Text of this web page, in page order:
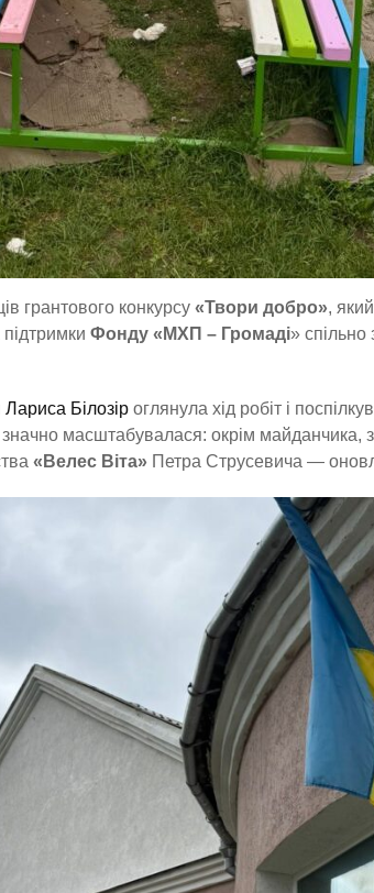
грантового конкурсу «Твори добро»,
підтримки Фонду «МХП – Громаді» спільно
Лариса Білозір оглянула хід робіт і
значно масштабувалася: окрім майданчика,
«Велес Віта» Петра Струсевича —